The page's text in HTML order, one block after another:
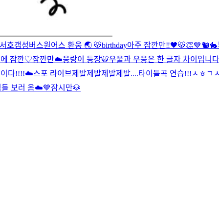
서호갬성버스원어스 환웅 🌏 🐯birthday아주 잠깐만‼️🖤🐯👏💙🐿🐇
에 잠깐♡잠깐만☁️웅랑이 등장🐯우울과 우웅은 한 글자 차이입니다
다!!!!☁️스포 라이브제발제발제발제발....타이틀곡 연습!!!ㅅㅎㄱ
들 보러 옴☁️💙잠시만🐶